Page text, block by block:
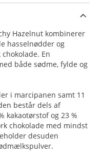
Hazelnut kombinerer
hasselnødder og
En
både sødme, fylde og
i marcipanen samt 11
består dels af
kakaotørstof og 23 %
chokolade med mindst
desuden